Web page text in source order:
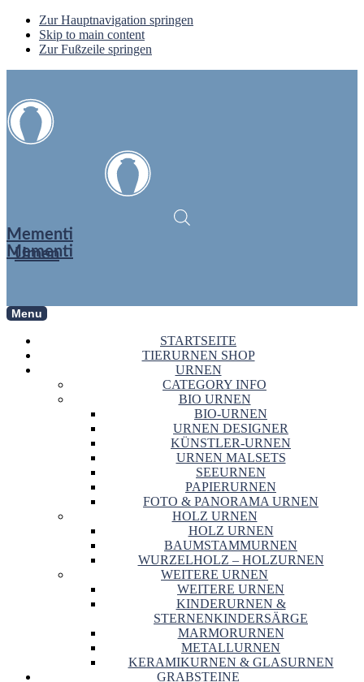
Zur Hauptnavigation springen
Skip to main content
Zur Fußzeile springen
Mementi
Urnen
Mementi
Menu
STARTSEITE
TIERURNEN SHOP
URNEN
CATEGORY INFO
BIO URNEN
BIO-URNEN
URNEN DESIGNER
KÜNSTLER-URNEN
URNEN MALSETS
SEEURNEN
PAPIERURNEN
FOTO & PANORAMA URNEN
HOLZ URNEN
HOLZ URNEN
BAUMSTAMMURNEN
WURZELHOLZ – HOLZURNEN
WEITERE URNEN
WEITERE URNEN
KINDERURNEN &
STERNENKINDERSÄRGE
MARMORURNEN
METALLURNEN
KERAMIKURNEN & GLASURNEN
GRABSTEINE